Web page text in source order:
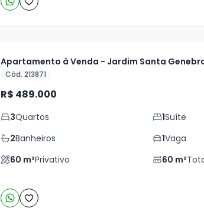
Apartamento à Venda - Jardim Santa
Cód. 213871
R$ 489.000
3Quartos 1Suíte
2Banheiros 1Vaga
60 m²Privativo 60 m²